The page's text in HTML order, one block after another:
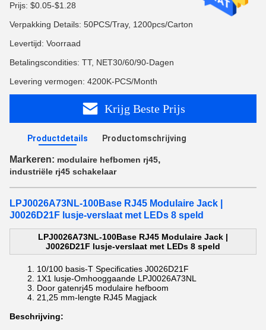
Prijs: $0.05-$1.28
Verpakking Details: 50PCS/Tray, 1200pcs/Carton
Levertijd: Voorraad
Betalingscondities: TT, NET30/60/90-Dagen
Levering vermogen: 4200K-PCS/Month
Krijg Beste Prijs
Productdetails Productomschrijving
Markeren: modulaire hefbomen rj45,
industriële rj45 schakelaar
LPJ0026A73NL-100Base RJ45 Modulaire Jack |
J0026D21F lusje-verslaat met LEDs 8 speld
LPJ0026A73NL-100Base RJ45 Modulaire Jack |
J0026D21F lusje-verslaat met LEDs 8 speld
10/100 basis-T Specificaties J0026D21F
1X1 lusje-Omhooggaande LPJ0026A73NL
Door gatenrj45 modulaire hefboom
21,25 mm-lengte RJ45 Magjack
Beschrijving: